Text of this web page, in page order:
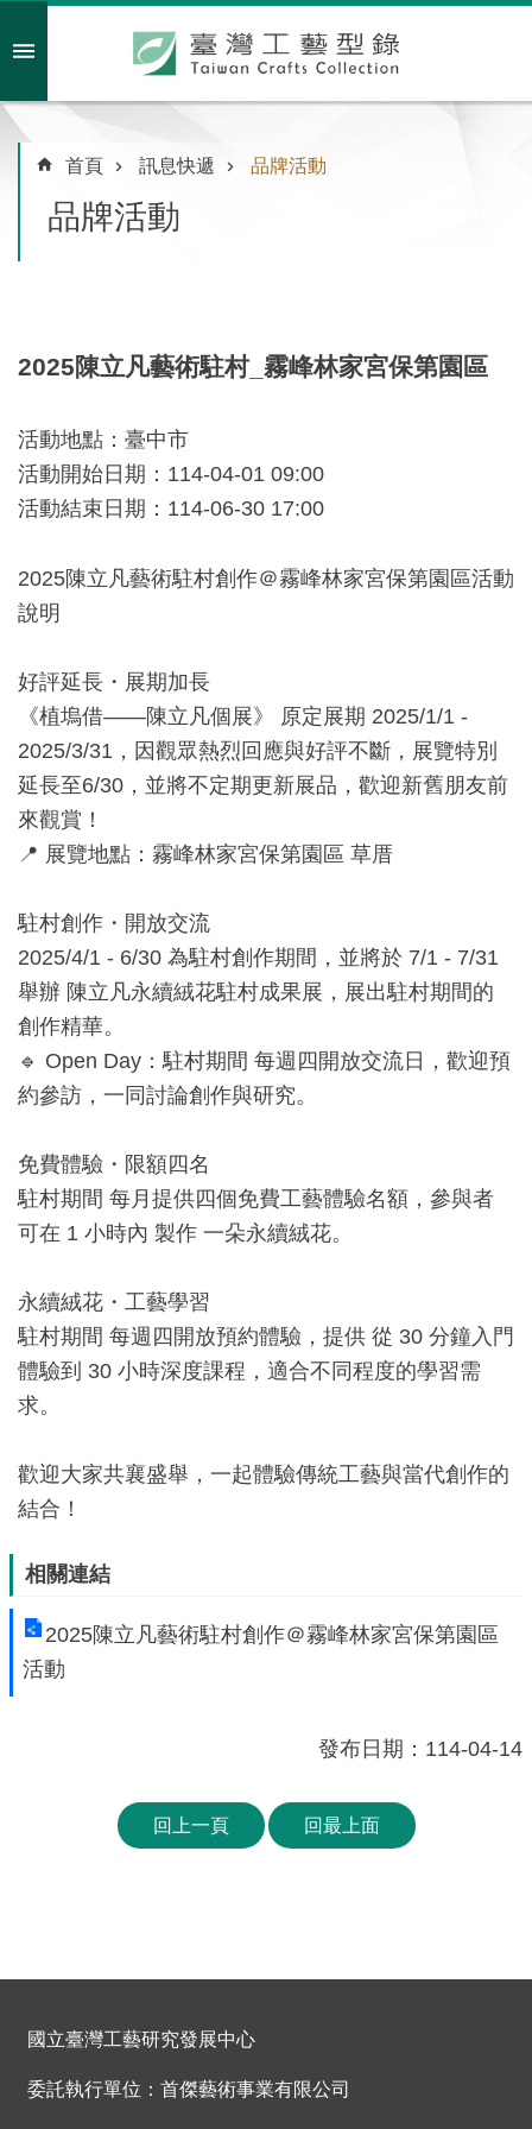
會員註冊/登入
臺
綠
工
藝
藝
品
工
藝
好
物
藝
美
術
訊
息
快
關
於
台
回
首
頁
網
站
覽
藝
中
入
台
首頁 訊息快遞 品牌活動
品牌活動
2025陳立凡藝術駐村_霧峰林家宮保第園區
活動地點：臺中市
活動開始日期：114-04-01 09:00
活動結束日期：114-06-30 17:00
2025陳立凡藝術駐村創作＠霧峰林家宮保第園區活動
說明
好評延長・展期加長
《植塢借——陳立凡個展》 原定展期 2025/1/1 -
2025/3/31，因觀眾熱烈回應與好評不斷，展覽特別
延長至6/30，並將不定期更新展品，歡迎新舊朋友前
來觀賞！
📍 展覽地點：霧峰林家宮保第園區 草厝
駐村創作・開放交流
2025/4/1 - 6/30 為駐村創作期間，並將於 7/1 - 7/31
舉辦 陳立凡永續絨花駐村成果展，展出駐村期間的
創作精華。
🔹 Open Day：駐村期間 每週四開放交流日，歡迎預
約參訪，一同討論創作與研究。
免費體驗・限額四名
駐村期間 每月提供四個免費工藝體驗名額，參與者
可在 1 小時內 製作 一朵永續絨花。
永續絨花・工藝學習
駐村期間 每週四開放預約體驗，提供 從 30 分鐘入門
體驗到 30 小時深度課程，適合不同程度的學習需
求。
歡迎大家共襄盛舉，一起體驗傳統工藝與當代創作的
結合！
相關連結
2025陳立凡藝術駐村創作＠霧峰林家宮保第園區
活動
發布日期：114-04-14
回上一頁 回最上面
國立臺灣工藝研究發展中心
委託執行單位：首傑藝術事業有限公司